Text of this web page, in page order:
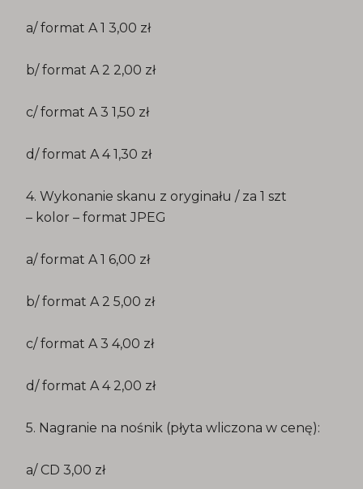
a/ format A 1 3,00 zł
b/ format A 2 2,00 zł
c/ format A 3 1,50 zł
d/ format A 4 1,30 zł
4. Wykonanie skanu z oryginału / za 1 szt
– kolor – format JPEG
a/ format A 1 6,00 zł
b/ format A 2 5,00 zł
c/ format A 3 4,00 zł
d/ format A 4 2,00 zł
5. Nagranie na nośnik (płyta wliczona w cenę):
a/ CD 3,00 zł